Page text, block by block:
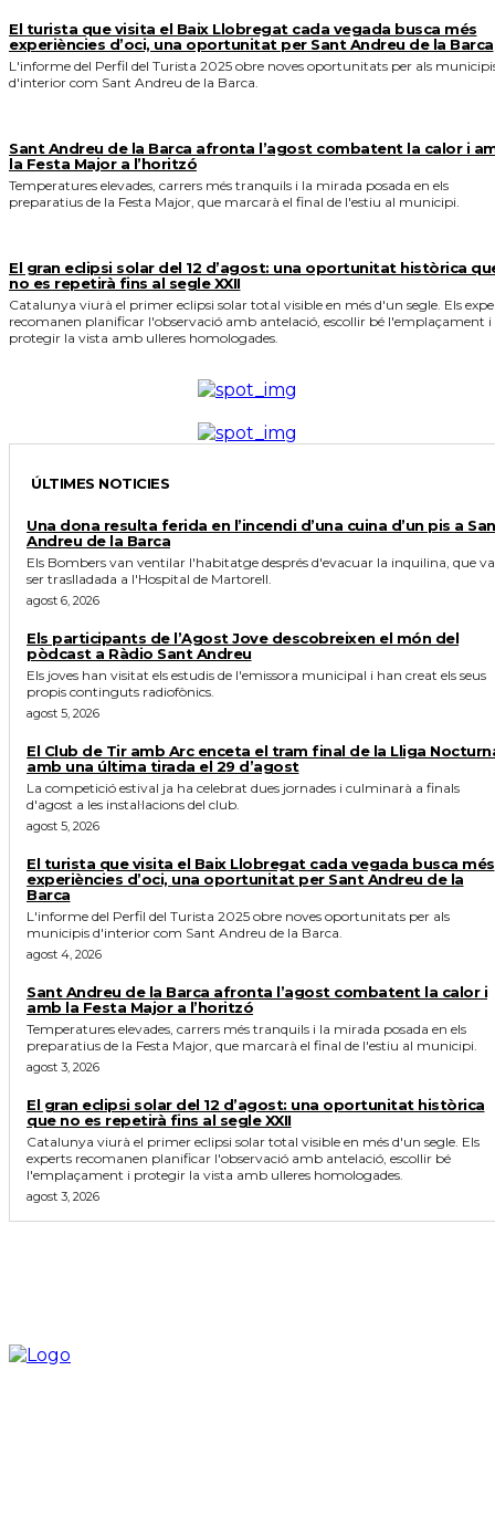
El turista que visita el Baix Llobregat cada vegada busca més
experiències d’oci, una oportunitat per Sant Andreu de la Barca
L'informe del Perfil del Turista 2025 obre noves oportunitats per als
d'interior com Sant Andreu de la Barca.
Sant Andreu de la Barca afronta l’agost combatent la calor i
la Festa Major a l’horitzó
Temperatures elevades, carrers més tranquils i la mirada posada en els
preparatius de la Festa Major, que marcarà el final de l'estiu al municipi.
El gran eclipsi solar del 12 d’agost: una oportunitat històrica
no es repetirà fins al segle XXII
Catalunya viurà el primer eclipsi solar total visible en més d'un segle. Els
recomanen planificar l'observació amb antelació, escollir bé l'emplaçament i
protegir la vista amb ulleres homologades.
ÚLTIMES NOTICIES
Una dona resulta ferida en l’incendi d’una cuina d’un pis a
Andreu de la Barca
Els Bombers van ventilar l'habitatge després d'evacuar la inquilina, que va
ser traslladada a l'Hospital de Martorell.
agost 6, 2026
Els participants de l’Agost Jove descobreixen el món del
pòdcast a Ràdio Sant Andreu
Els joves han visitat els estudis de l'emissora municipal i han creat els seus
propis continguts radiofònics.
agost 5, 2026
El Club de Tir amb Arc enceta el tram final de la Lliga
amb una última tirada el 29 d’agost
La competició estival ja ha celebrat dues jornades i culminarà a finals
d'agost a les instal·lacions del club.
agost 5, 2026
El turista que visita el Baix Llobregat cada vegada busca més
experiències d’oci, una oportunitat per Sant Andreu de la
Barca
L'informe del Perfil del Turista 2025 obre noves oportunitats per als
municipis d'interior com Sant Andreu de la Barca.
agost 4, 2026
Sant Andreu de la Barca afronta l’agost combatent la calor i
amb la Festa Major a l’horitzó
Temperatures elevades, carrers més tranquils i la mirada posada en els
preparatius de la Festa Major, que marcarà el final de l'estiu al municipi.
agost 3, 2026
El gran eclipsi solar del 12 d’agost: una oportunitat històrica
que no es repetirà fins al segle XXII
Catalunya viurà el primer eclipsi solar total visible en més d'un segle. Els
experts recomanen planificar l'observació amb antelació, escollir bé
l'emplaçament i protegir la vista amb ulleres homologades.
agost 3, 2026